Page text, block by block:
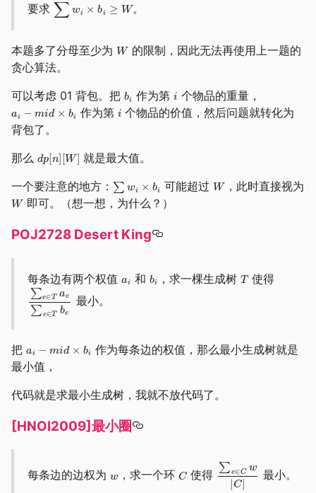
要求 。
本题多了分母至少为
的限制，因此无法再使用上一题的
贪心算法。
可以考虑 01 背包。把
作为第 个物品的重量，
作为第
个物品的价值，然后问题就转化为
背包了。
那么
就是最大值。
一个要注意的地方：
可能超过
，此时直接视为
即可。（想一想，为什么？）
POJ2728 Desert King
每条边有两个权值 和 ，求一棵生成树
使得
最小。
把
作为每条边的权值，那么最小生成树就是
最小值，
代码就是求最小生成树，我就不放代码了。
[HNOI2009]最小圈
每条边的边权为 ，求一个环 使得 最小。